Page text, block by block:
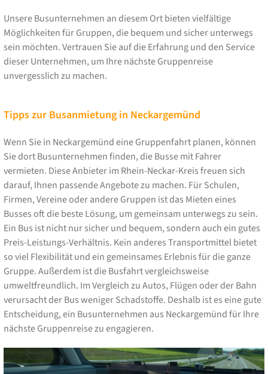
Unsere Busunternehmen an diesem Ort bieten vielfältige
Möglichkeiten für Gruppen, die bequem und sicher unterwegs
sein möchten. Vertrauen Sie auf die Erfahrung und den Service
dieser Unternehmen, um Ihre nächste Gruppenreise
unvergesslich zu machen.
Tipps zur Busanmietung in Neckargemünd
Wenn Sie in Neckargemünd eine Gruppenfahrt planen, können
Sie dort Busunternehmen finden, die Busse mit Fahrer
vermieten. Diese Anbieter im Rhein-Neckar-Kreis freuen sich
darauf, Ihnen passende Angebote zu machen. Für Schulen,
Firmen, Vereine oder andere Gruppen ist das Mieten eines
Busses oft die beste Lösung, um gemeinsam unterwegs zu sein.
Ein Bus ist nicht nur sicher und bequem, sondern auch ein gutes
Preis-Leistungs-Verhältnis. Kein anderes Transportmittel bietet
so viel Flexibilität und ein gemeinsames Erlebnis für die ganze
Gruppe. Außerdem ist die Busfahrt vergleichsweise
umweltfreundlich. Im Vergleich zu Autos, Flügen oder der Bahn
verursacht der Bus weniger Schadstoffe. Deshalb ist es eine gute
Entscheidung, ein Busunternehmen aus Neckargemünd für Ihre
nächste Gruppenreise zu engagieren.